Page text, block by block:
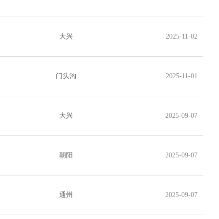
大兴 2025-11-02
门头沟 2025-11-01
大兴 2025-09-07
朝阳 2025-09-07
通州 2025-09-07